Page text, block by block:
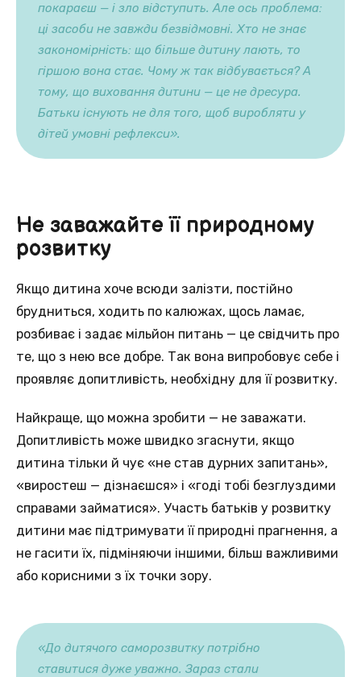
покараєш — і зло відступить. Але ось проблема:
ці засоби не завжди безвідмовні. Хто не знає
закономірність: що більше дитину лають, то
гіршою вона стає. Чому ж так відбувається? А
тому, що виховання дитини — це не дресура.
Батьки існують не для того, щоб виробляти у
дітей умовні рефлекси».
Не заважайте її природному
розвитку
Якщо дитина хоче всюди залізти, постійно
брудниться, ходить по калюжах, щось ламає,
розбиває і задає мільйон питань — це свідчить про
те, що з нею все добре. Так вона випробовує себе і
проявляє допитливість, необхідну для її розвитку.
Найкраще, що можна зробити — не заважати.
Допитливість може швидко згаснути, якщо
дитина тільки й чує «не став дурних запитань»,
«виростеш — дізнаєшся» і «годі тобі безглуздими
справами займатися». Участь батьків у розвитку
дитини має підтримувати її природні прагнення, а
не гасити їх, підміняючи іншими, більш важливими
або корисними з їх точки зору.
«До дитячого саморозвитку потрібно
ставитися дуже уважно. Зараз стали